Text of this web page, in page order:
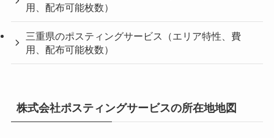
用、配布可能枚数）
三重県のポスティングサービス（エリア特性、費
用、配布可能枚数）
株式会社ポスティングサービスの所在地地図